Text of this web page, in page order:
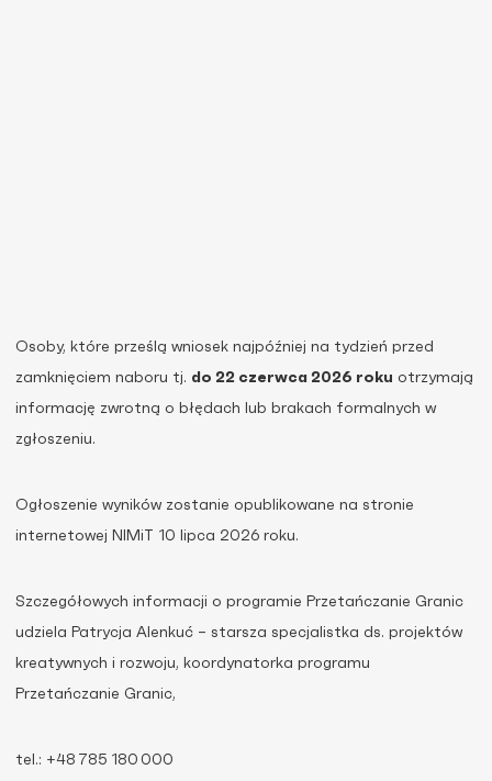
Osoby, które prześlą wniosek najpóźniej na tydzień przed
zamknięciem naboru tj. do 22 czerwca 2026 roku otrzymają
informację zwrotną o błędach lub brakach formalnych w
zgłoszeniu.
Ogłoszenie wyników zostanie opublikowane na stronie
internetowej NIMiT 10 lipca 2026 roku.
Szczegółowych informacji o programie Przetańczanie Granic
udziela Patrycja Alenkuć – starsza specjalistka ds. projektów
kreatywnych i rozwoju, koordynatorka programu
Przetańczanie Granic,
tel.: +48 785 180 000